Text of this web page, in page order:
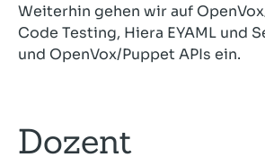
Weiterhin gehen wir auf
Code Testing, Hiera EYAML und
und OpenVox/Puppet APIs ein.
Dozent